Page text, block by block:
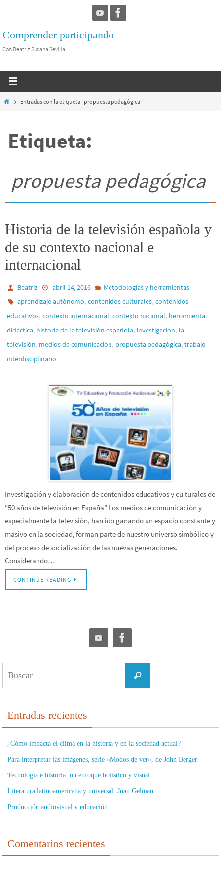
contenido
Comprender participando
Con Beatriz Susana Sevilla
InicioEntradas con la etiqueta "propuesta pedagógica"
Etiqueta:
propuesta pedagógica
Historia de la televisión española y
de su contexto nacional e
internacional
Beatriz abril 14, 2016
Metodologías y herramientas
aprendizaje autónomo,contenidos culturales,contenidos
educativos, contexto internacional, contexto nacional, herramienta
didáctica, historia de la televisión española, investigación, la
televisión, medios de comunicación, propuesta pedagógica, trabajo
interdisciplinario
Investigación y elaboración de contenidos educativos y culturales de
“50 años de televisión en España” Los medios de comunicación y
especialmente la televisión, han ido ganando un espacio constante y
masivo en la sociedad, forman parte de nuestro universo simbólico y
del proceso de socialización de las nuevas generaciones.
Considerando…
CONTINUE READING
Buscar
Entradas recientes
¿Cómo impacta el clima en la historia y en la sociedad actual?
Para interpretar las imágenes, serie «Modos de ver», de John Berger
Tecnología e historia: un enfoque holístico y visual
Literatura latinoamericana y universal: Juan Gelman
Producción audiovisual y educación
Comentarios recientes